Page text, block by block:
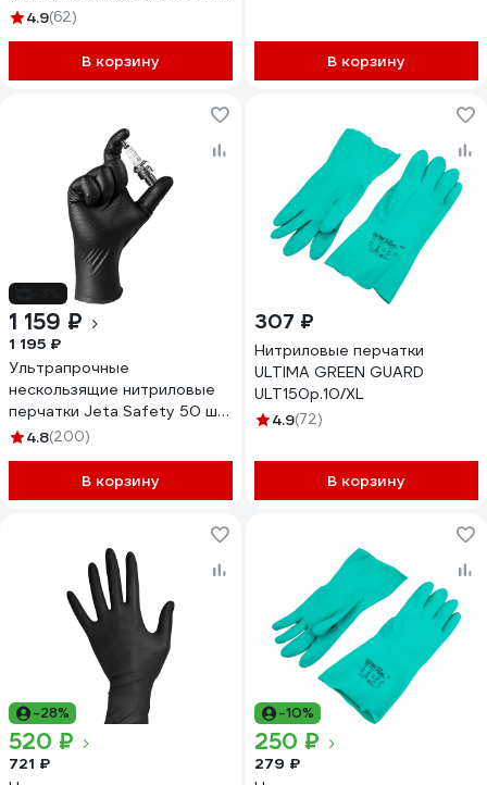
A1-Gloves-XL
4.9(62)
В корзину В корзину
1 159 ₽
1 195 ₽
Ультрапрочные
нескользящие нитриловые
перчатки Jeta Safety 50 шт
(25 пар), разм.XXL/11, 240 мм,
4.8(200)
В корзину
307 ₽
Нитриловые перчатки
ULTIMA GREEN GUARD
ULT150р.10/XL
4.9(72)
В корзину
-28%
520 ₽
721 ₽
-10%
250 ₽
279 ₽